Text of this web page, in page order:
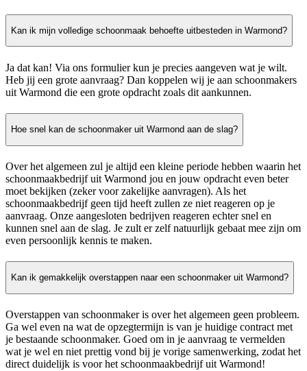
Kan ik mijn volledige schoonmaak behoefte uitbesteden in Warmond?
Ja dat kan! Via ons formulier kun je precies aangeven wat je wilt.
Heb jij een grote aanvraag? Dan koppelen wij je aan schoonmakers
uit Warmond die een grote opdracht zoals dit aankunnen.
Hoe snel kan de schoonmaker uit Warmond aan de slag?
Over het algemeen zul je altijd een kleine periode hebben waarin het
schoonmaakbedrijf uit Warmond jou en jouw opdracht even beter
moet bekijken (zeker voor zakelijke aanvragen). Als het
schoonmaakbedrijf geen tijd heeft zullen ze niet reageren op je
aanvraag. Onze aangesloten bedrijven reageren echter snel en
kunnen snel aan de slag. Je zult er zelf natuurlijk gebaat mee zijn om
even persoonlijk kennis te maken.
Kan ik gemakkelijk overstappen naar een schoonmaker uit Warmond?
Overstappen van schoonmaker is over het algemeen geen probleem.
Ga wel even na wat de opzegtermijn is van je huidige contract met
je bestaande schoonmaker. Goed om in je aanvraag te vermelden
wat je wel en niet prettig vond bij je vorige samenwerking, zodat het
direct duidelijk is voor het schoonmaakbedrijf uit Warmond!